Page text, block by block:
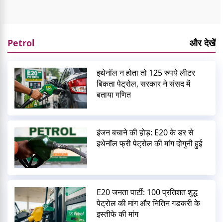
Petrol और देखें
इथेनॉल न होता तो 125 रुपये लीटर
बिकता पेट्रोल, सरकार ने संसद में
बताया गणित
इंजन बचाने की होड़: E20 के डर से
इथेनॉल फ्री पेट्रोल की मांग दोगुनी हुई
E20 जनता पार्टी: 100 प्रतिशत शुद्ध
पेट्रोल की मांग और नितिन गडकरी के
इस्तीफे की मांग